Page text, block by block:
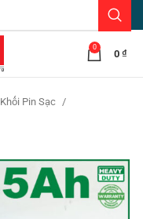
0
0 ₫
Khối Pin Sạc